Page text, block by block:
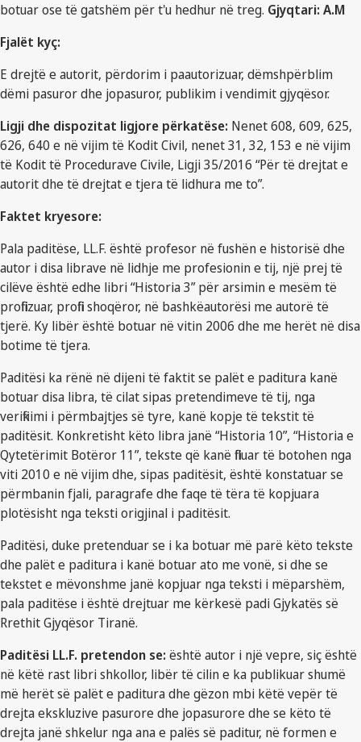
botuar ose të gatshëm për t'u hedhur në treg. Gjyqtari: A.M
Fjalët kyç:
E drejtë e autorit, përdorim i paautorizuar, dëmshpërblim
dëmi pasuror dhe jopasuror, publikim i vendimit gjyqësor.
Ligji dhe dispozitat ligjore përkatëse: Nenet 608, 609, 625,
626, 640 e në vijim të Kodit Civil, nenet 31, 32, 153 e në vijim
të Kodit të Procedurave Civile, Ligji 35/2016 “Për të drejtat e
autorit dhe të drejtat e tjera të lidhura me to”.
Faktet kryesore:
Pala paditëse, LL.F. është profesor në fushën e historisë dhe
autor i disa librave në lidhje me profesionin e tij, një prej të
cilëve është edhe libri “Historia 3” për arsimin e mesëm të
profilizuar, profili shoqëror, në bashkëautorësi me autorë të
tjerë. Ky libër është botuar në vitin 2006 dhe me herët në disa
botime të tjera.
Paditësi ka rënë në dijeni të faktit se palët e paditura kanë
botuar disa libra, të cilat sipas pretendimeve të tij, nga
verifikimi i përmbajtjes së tyre, kanë kopje të tekstit të
paditësit. Konkretisht këto libra janë “Historia 10”, “Historia e
Qytetërimit Botëror 11”, tekste që kanë filluar të botohen nga
viti 2010 e në vijim dhe, sipas paditësit, është konstatuar se
përmbanin fjali, paragrafe dhe faqe të tëra të kopjuara
plotësisht nga teksti origjinal i paditësit.
Paditësi, duke pretenduar se i ka botuar më parë këto tekste
dhe palët e paditura i kanë botuar ato me vonë, si dhe se
tekstet e mëvonshme janë kopjuar nga teksti i mëparshëm,
pala paditëse i është drejtuar me kërkesë padi Gjykatës së
Rrethit Gjyqësor Tiranë.
Paditësi LL.F. pretendon se:është autor i një vepre, siç është
në këtë rast libri shkollor, libër të cilin e ka publikuar shumë
më herët së palët e paditura dhe gëzon mbi këtë vepër të
drejta ekskluzive pasurore dhe jopasurore dhe se këto të
drejta janë shkelur nga ana e palës së paditur, në formen e